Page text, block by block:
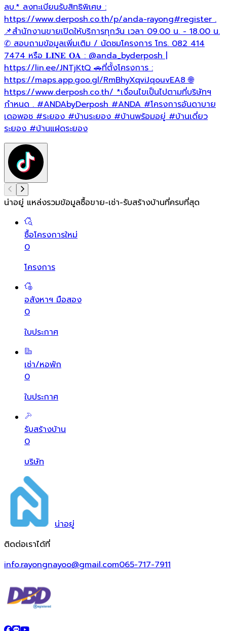
ลบ.* ลงทะเบียนรับสิทธิพิเศษ :
https://www.derposh.co.th/p/anda-rayong#register.
📌สำนักงานขายเปิดให้บริการทุกวัน เวลา 09.00 น. - 18.00 น.
✆ สอบถามข้อมูลเพิ่มเติม / นัดชมโครงการ โทร. 082 414
7474 หรือ 𝐋𝐈𝐍𝐄 𝐎𝐀 : @anda_byderposh |
https://lin.ee/JNTjKtQ 🚗ที่ตั้งโครงการ :
https://maps.app.goo.gl/RmBhyXqviJqouvEA8 🌐
https://www.derposh.co.th/ *เงื่อนไขเป็นไปตามที่บริษัทฯ
กำหนด .#ANDAbyDerposh #ANDA #โครงการอันดาบาย
เดอพอช #ระยอง #บ้านระยอง #บ้านพร้อมอยู่ #บ้านเดี่ยว
ระยอง #บ้านแฝดระยอง
น่าอยู่ แหล่งรวมข้อมูลซื้อขาย-เช่า-รับสร้างบ้านที่ครบที่สุด
ซื้อโครงการใหม่
0
โครงการ
อสังหาฯ มือสอง
0
ใบประกาศ
เช่า/หอพัก
0
ใบประกาศ
รับสร้างบ้าน
0
บริษัท
น่าอยู่
ติดต่อเราได้ที่
info.rayongnayoo@gmail.com065-717-7911